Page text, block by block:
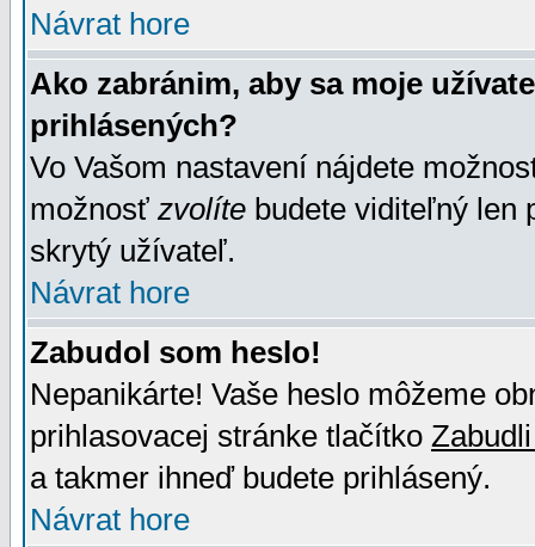
Návrat hore
Ako zabránim, aby sa moje
prihlásených?
Vo Vašom nastavení nájdete
možnosť zvolíte budete viditeľný len
skrytý užívateľ.
Návrat hore
Zabudol som heslo!
Nepanikárte! Vaše heslo môžeme
prihlasovacej stránke tlačítko
a takmer ihneď budete prihlásený.
Návrat hore